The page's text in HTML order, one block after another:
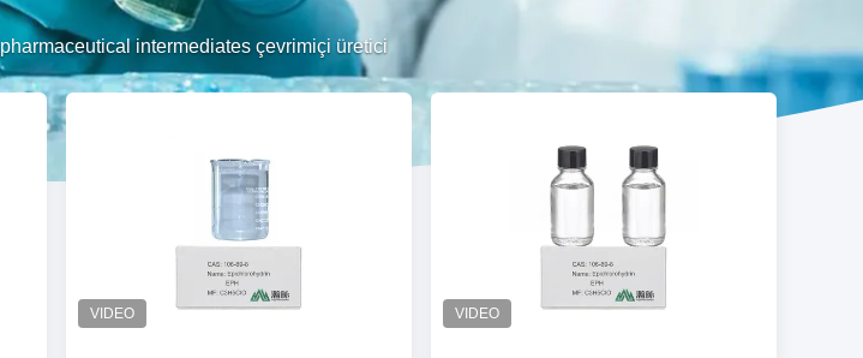
intermediates çevrimiçi üretici